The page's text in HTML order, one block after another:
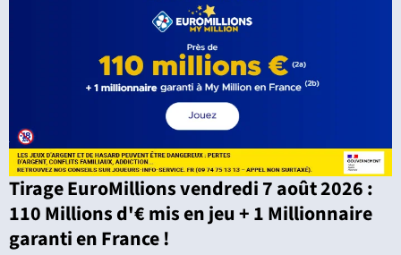
Tirage EuroMillions vendredi 7 août 2026 :
110 Millions d'€ mis en jeu + 1 Millionnaire
garanti en France !